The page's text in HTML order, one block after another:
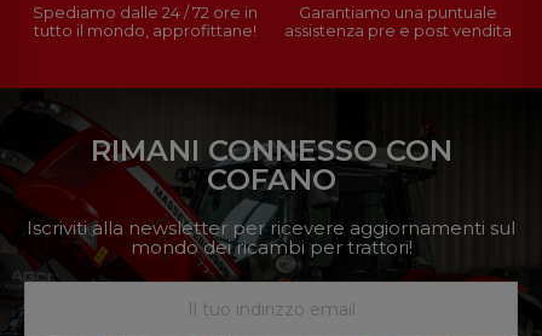
Spediamo dalle 24 / 72 ore in
tutto il mondo, approfittane!
Garantiamo una puntuale
assistenza pre e post vendita
RIMANI CONNESSO CON
COFANO
Iscriviti alla newsletter per ricevere aggiornamenti sul
mondo dei ricambi per trattori!